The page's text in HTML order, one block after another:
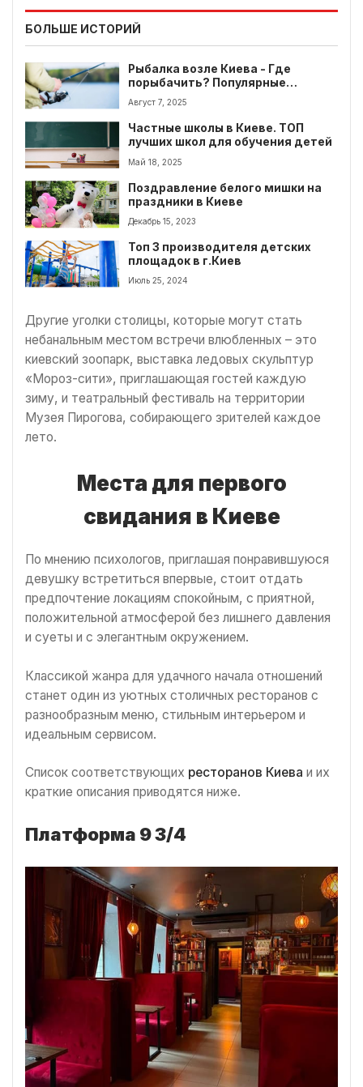
БОЛЬШЕ ИСТОРИЙ
Рыбалка возле Киева - Где
порыбачить? Популярные
водоемы и места
Август 7, 2025
Частные школы в Киеве. ТОП
лучших школ для обучения детей
Май 18, 2025
Поздравление белого мишки на
праздники в Киеве
Декабрь 15, 2023
Топ 3 производителя детских
площадок в г.Киев
Июль 25, 2024
Другие уголки столицы, которые могут стать
небанальным местом встречи влюбленных – это
киевский зоопарк, выставка ледовых скульптур
«Мороз-сити», приглашающая гостей каждую
зиму, и театральный фестиваль на территории
Музея Пирогова, собирающего зрителей каждое
лето.
Места для первого
свидания в Киеве
По мнению психологов, приглашая понравившуюся
девушку встретиться впервые, стоит отдать
предпочтение локациям спокойным, с приятной,
положительной атмосферой без лишнего давления
и суеты и с элегантным окружением.
Классикой жанра для удачного начала отношений
станет один из уютных столичных ресторанов с
разнообразным меню, стильным интерьером и
идеальным сервисом.
Список соответствующих ресторанов Киева и их
краткие описания приводятся ниже.
Платформа 9 3/4